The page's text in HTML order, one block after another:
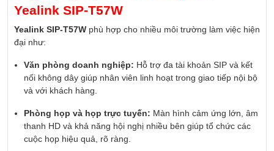
Yealink SIP-T57W
Yealink SIP-T57W phù hợp cho nhiều môi trường làm việc hiện
đại như:
Văn phòng doanh nghiệp: Hỗ trợ đa tài khoản SIP và kết
nối không dây giúp nhân viên linh hoạt trong giao tiếp nội bộ
và với khách hàng.
Phòng họp và họp trực tuyến: Màn hình cảm ứng lớn, âm
thanh HD và khả năng hội nghị nhiều bên giúp tổ chức các
cuộc họp hiệu quả, rõ ràng.